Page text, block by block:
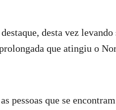
desta vez
que atingiu o
pessoas que se